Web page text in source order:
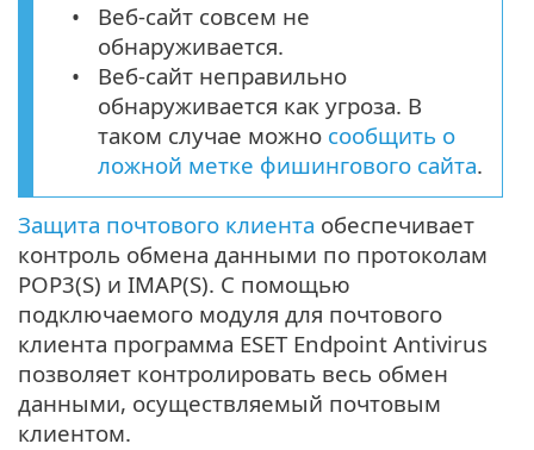
Веб-сайт совсем не
обнаруживается.
Веб-сайт неправильно
обнаруживается как угроза. В
таком случае можно сообщить о
ложной метке фишингового сайта.
Защита почтового клиента обеспечивает
контроль обмена данными по протоколам
POP3(S) и IMAP(S). С помощью
подключаемого модуля для почтового
клиента программа ESET Endpoint Antivirus
позволяет контролировать весь обмен
данными, осуществляемый почтовым
клиентом.